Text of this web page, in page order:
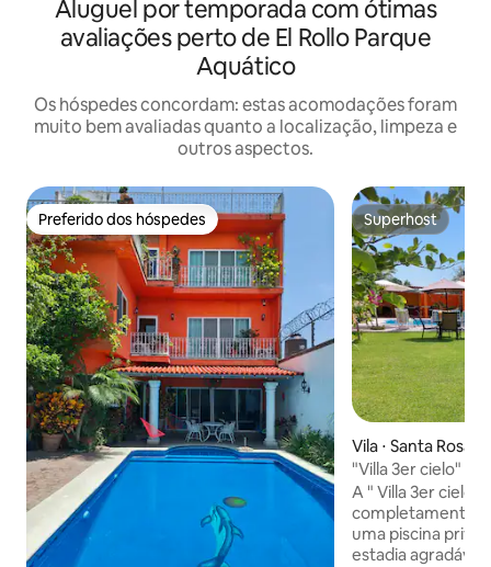
Aluguel por temporada com ótimas
avaliações perto de El Rollo Parque
Aquático
Os hóspedes concordam: estas acomodações foram
muito bem avaliadas quanto a localização, limpeza e
outros aspectos.
Preferido dos hóspedes
Preferido dos hóspedes Superhost
Superhost
Vila ⋅ Santa Rosa
"Villa 3er cielo"
A " Villa 3er cielo"
completamente
uma piscina
estadia